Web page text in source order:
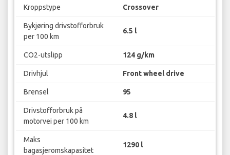
Kroppstype Crossover
Bykjøring drivstofforbruk
per 100 km
6.5 l
CO2-utslipp 124 g/km
Drivhjul Front wheel drive
Brensel 95
Drivstofforbruk på
motorvei per 100 km
4.8 l
Maks
bagasjeromskapasitet
1290 l